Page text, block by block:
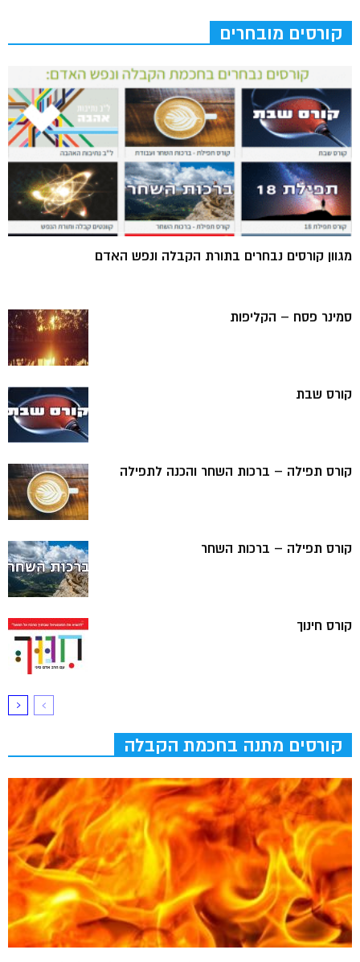
קורסים מובחרים
מגוון קורסים נבחרים בתורת הקבלה ונפש האדם
סמינר פסח – הקליפות
קורס שבת
קורס תפילה – ברכות השחר והכנה לתפילה
קורס תפילה – ברכות השחר
קורס חינוך
קורסים מתנה בחכמת הקבלה